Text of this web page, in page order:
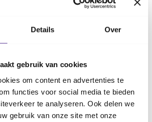
Details Over
gebruik van cookies
om content en advertenties te
functies voor social media te bieden
te analyseren. Ook delen we
gebruik van onze site met onze
‘geweld op de hals’, waarbij zowel de
als herkenbare signalen aan bod
in de zorgketen
te delen, zorgen we ervoor dat
beter geholpen worden. De
het fijn dat er tijdens de bijeenkomst